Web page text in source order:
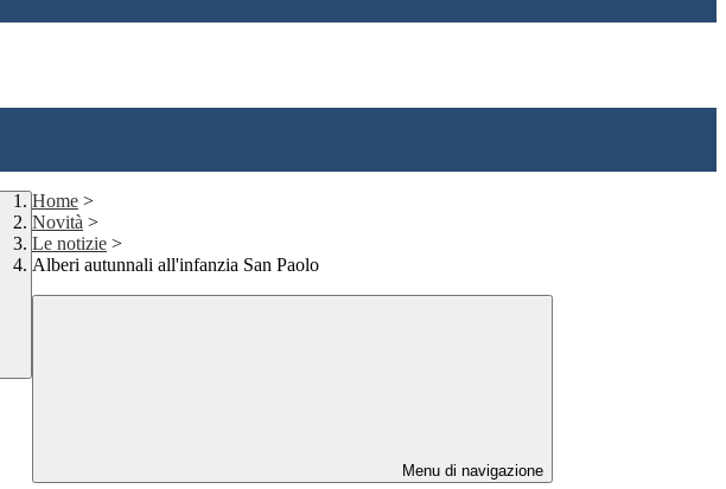
Home >
Novità >
Le notizie >
Alberi autunnali all'infanzia San Paolo
Menu di navigazione